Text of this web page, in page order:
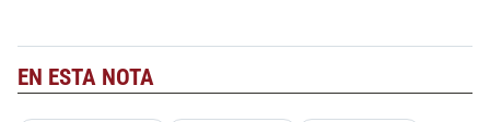
EN ESTA NOTA